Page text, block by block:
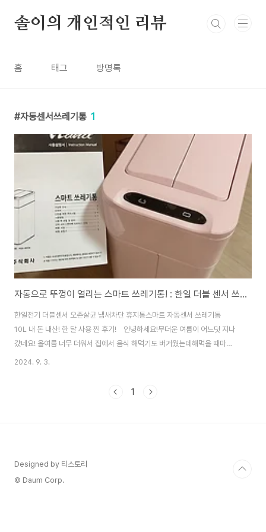
솔이의 개인적인 리뷰
홈 태그 방명록
자동센서쓰레기통 1
자동으로 뚜껑이 열리는 스마트 쓰레기통! : 한일 더블 센서 쓰레기통
한일전기 더블센서 오존살균 냄새차단 휴지통스마트 자동센서 쓰레기통
10L 내 돈 내산! 한 달 사용 찐 후기! 안녕하세요!무더운 여름이 어느덧 지나
갔네요! 올여름 너무 더워서 집에서 음식 해먹기도 버거웠는데해먹을 때마
다 나오는 자잘한 쓰레기들,,완전 날파리와의 전쟁이었죠 네네,,,ㅋㅋ 집에서
자꾸 냄새는 올라고오, 뚜껑 위에 묵직한 걸 하나 받쳐놓고 쓰자니너무 불편해
2024. 9. 3.
1
Designed by 티스토리
© Daum Corp.